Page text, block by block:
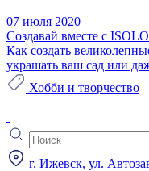
07 июля 2020
Создавай вместе с
Как создать
украшать ваш сад или
Хобби и творчество
г. Ижевск, ул.